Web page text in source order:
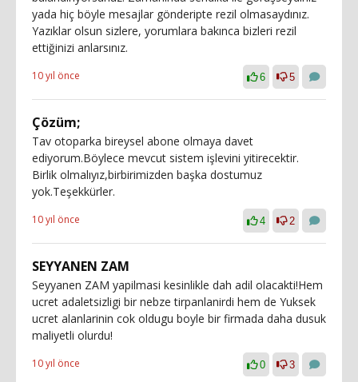
yada hiç böyle mesajlar gönderipte rezil olmasaydınız.
Yazıklar olsun sizlere, yorumlara bakınca bizleri rezil
ettiğinizi anlarsınız.
10 yıl önce 6 5
Çözüm;
Tav otoparka bireysel abone olmaya davet
ediyorum.Böylece mevcut sistem işlevini yitirecektir.
Birlik olmalıyız,birbirimizden başka dostumuz
yok.Teşekkürler.
10 yıl önce 4 2
SEYYANEN ZAM
Seyyanen ZAM yapilmasi kesinlikle dah adil olacakti!Hem
ucret adaletsizligi bir nebze tirpanlanirdi hem de Yuksek
ucret alanlarinin cok oldugu boyle bir firmada daha dusuk
maliyetli olurdu!
10 yıl önce 0 3